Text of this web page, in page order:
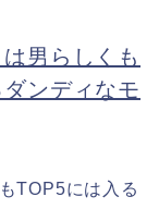
男らしくも
ンディなモ
TOP5には入る